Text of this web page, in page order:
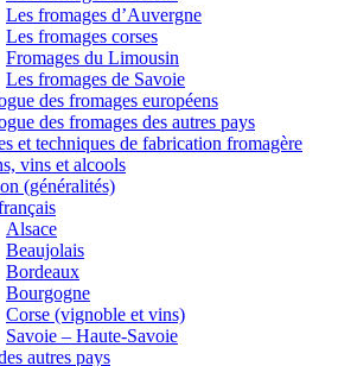
Les fromages d’Auvergne
Les fromages corses
Fromages du Limousin
Les fromages de Savoie
des fromages européens
des fromages des autres pays
et techniques de fabrication fromagère
vins et alcools
(généralités)
Alsace
Beaujolais
Bordeaux
Bourgogne
Corse (vignoble et vins)
Savoie – Haute-Savoie
autres pays